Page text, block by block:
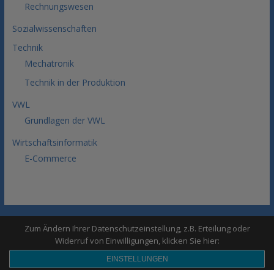
Rechnungswesen
Sozialwissenschaften
Technik
Mechatronik
Technik in der Produktion
VWL
Grundlagen der VWL
Wirtschaftsinformatik
E-Commerce
Sitemap Impressum Datenschutz
Copyright © 2026 BWL Lerntipps. All rights reserved.
Zum Ändern Ihrer Datenschutzeinstellung, z.B. Erteilung oder
Widerruf von Einwilligungen, klicken Sie hier:
EINSTELLUNGEN